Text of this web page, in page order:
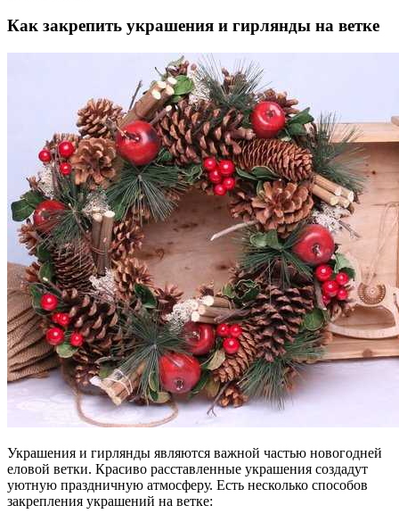
Как закрепить украшения и гирлянды на ветке
Украшения и гирлянды являются важной частью новогодней
еловой ветки. Красиво расставленные украшения создадут
уютную праздничную атмосферу. Есть несколько способов
закрепления украшений на ветке: